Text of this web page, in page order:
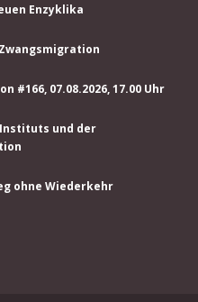
Enzyklika
07.08.2026, 17.00 Uhr
und der
ohne Wiederkehr